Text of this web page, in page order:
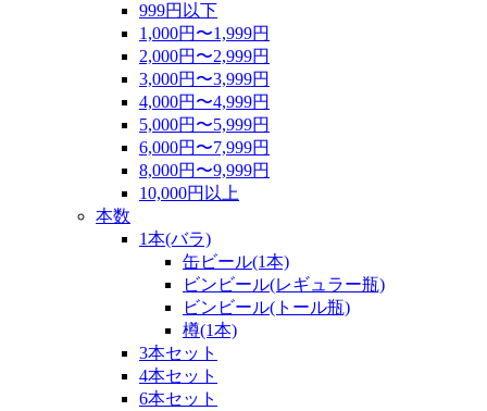
999円以下
1,000円〜1,999円
2,000円〜2,999円
3,000円〜3,999円
4,000円〜4,999円
5,000円〜5,999円
6,000円〜7,999円
8,000円〜9,999円
10,000円以上
本数
1本(バラ)
缶ビール(1本)
ビンビール(レギュラー瓶)
ビンビール(トール瓶)
樽(1本)
3本セット
4本セット
6本セット